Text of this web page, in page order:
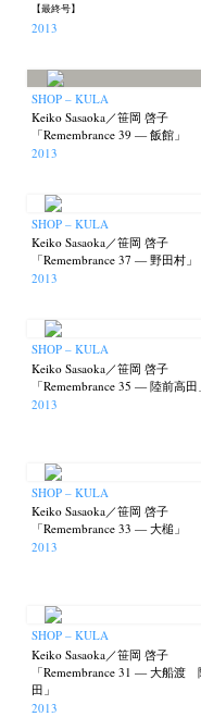
【最終号】
2013
SHOP – KULA
Keiko Sasaoka／笹岡 啓子
「Remembrance 39 — 飯館」
2013
SHOP – KULA
Keiko Sasaoka／笹岡 啓子
「Remembrance 37 — 野田村」
2013
SHOP – KULA
Keiko Sasaoka／笹岡 啓子
「Remembrance 35 — 陸前高田
2013
SHOP – KULA
Keiko Sasaoka／笹岡 啓子
「Remembrance 33 — 大槌」
2013
SHOP – KULA
Keiko Sasaoka／笹岡 啓子
「Remembrance 31 — 大船渡
田」
2013